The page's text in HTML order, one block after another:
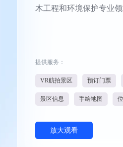
木工程和环境保护专业
提供服务：
VR航拍景区 预订门票
景区信息 手绘地图
放大观看